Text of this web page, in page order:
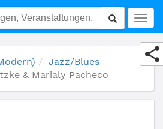
Pacheco
Jazz/Blues
& Marialy Pacheco